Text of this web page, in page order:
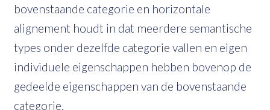
bovenstaande categorie en horizontale
alignement houdt in dat meerdere semantische
types onder dezelfde categorie vallen en eigen
individuele eigenschappen hebben bovenop de
gedeelde eigenschappen van de bovenstaande
categorie.